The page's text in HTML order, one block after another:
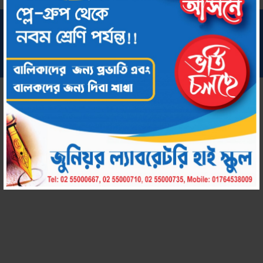
সর্বস্বত্ব সংরক্ষিত © ২০২২ জুনিয়র ল্যাবরেটরি হাই স্কুল
chool by Amar Uddog Limited